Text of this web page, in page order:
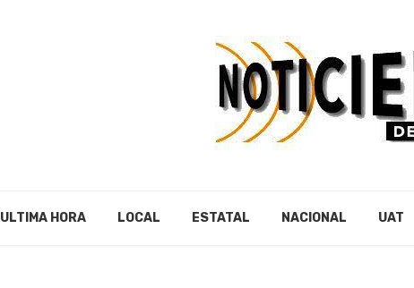
ULTIMA HORA LOCAL ESTATAL NACIONAL UAT